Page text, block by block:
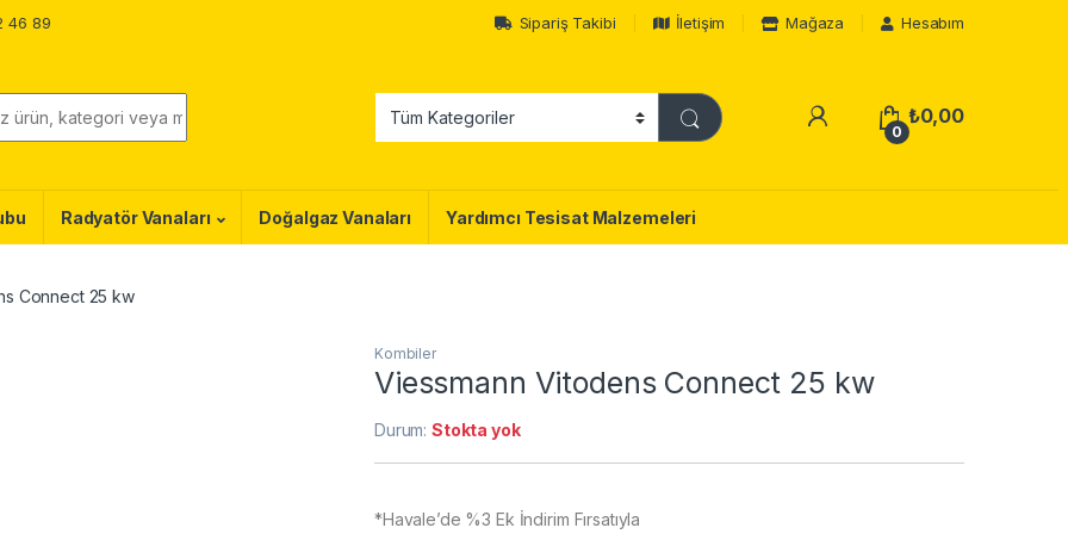
46 89 Sipariş Takibi İletişim Mağaza Hesabım
0
₺0,00
Radyatör Vanaları Doğalgaz Vanaları Yardımcı Tesisat Malzemeleri
Connect 25 kw
Kombiler
Viessmann Vitodens Connect 25 kw
Durum:Stokta yok
*Havale’de %3 Ek İndirim Fırsatıyla